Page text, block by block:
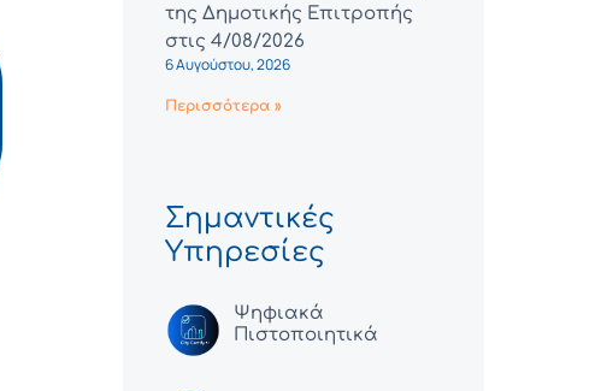
της Δημοτικής Επιτροπής
στις 4/08/2026
6 Αυγούστου, 2026
Περισσότερα »
Σημαντικές
Υπηρεσίες
Ψηφιακά
Πιστοποιητικά